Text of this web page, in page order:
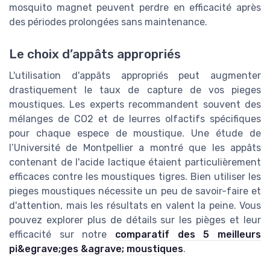
mosquito magnet peuvent perdre en efficacité après
des périodes prolongées sans maintenance.
Le choix d’appâts appropriés
L'utilisation d'appâts appropriés peut augmenter
drastiquement le taux de capture de vos pieges
moustiques. Les experts recommandent souvent des
mélanges de CO2 et de leurres olfactifs spécifiques
pour chaque espece de moustique. Une étude de
l’Université de Montpellier a montré que les appâts
contenant de l'acide lactique étaient particulièrement
efficaces contre les moustiques tigres. Bien utiliser les
pieges moustiques nécessite un peu de savoir-faire et
d'attention, mais les résultats en valent la peine. Vous
pouvez explorer plus de détails sur les pièges et leur
efficacité sur notre comparatif des 5 meilleurs
pi&egrave;ges &agrave; moustiques.